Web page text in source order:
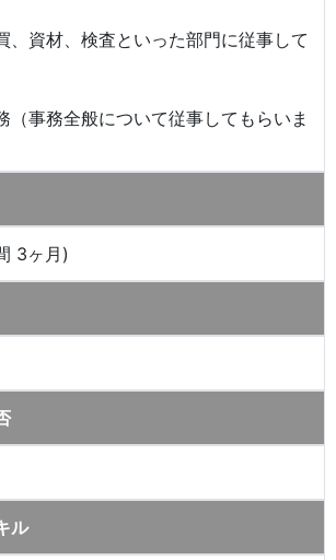
、資材、検査といった部門に従事して
（事務全般について従事してもらいま
3ヶ月)
ル